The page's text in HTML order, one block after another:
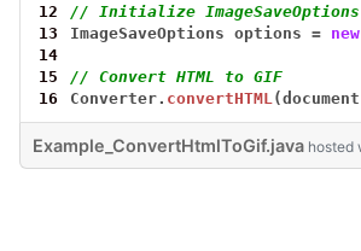
12
// Initialize ImageSaveOptions
13
ImageSaveOptions options = new
14
15
// Convert HTML to GIF
16
Converter. convertHTML
Example_ConvertHtmlToGif.java hosted